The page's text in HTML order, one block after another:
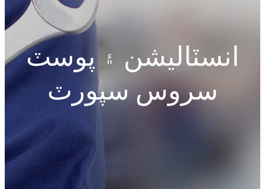
انسٽاليشن ۽ پوسٽ
سروس سپورٽ